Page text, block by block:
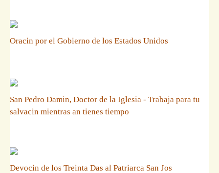
Oracin por el Gobierno de los Estados Unidos
San Pedro Damin, Doctor de la Iglesia - Trabaja para tu
salvacin mientras an tienes tiempo
Devocin de los Treinta Das al Patriarca San Jos